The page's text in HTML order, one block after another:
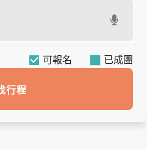
可報名
行程